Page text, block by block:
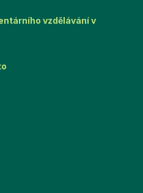
vzdělávání v